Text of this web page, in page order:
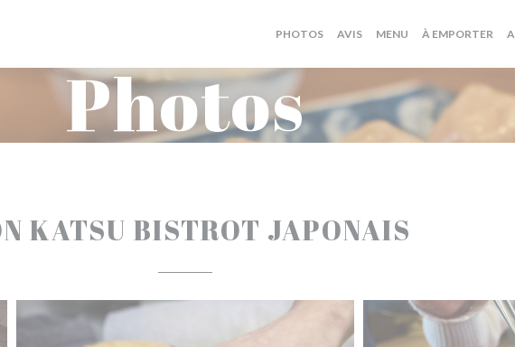
PHOTOS AVIS MENU((OUVRE UNE
À EMPORTER
Photos
KATSU BISTROT JAPONAIS